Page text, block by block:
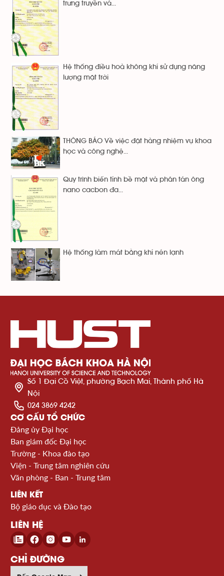
trưng truyền và...
Hệ thống điều hoà không khí sử dụng năng
lượng mặt trời
THÔNG BÁO Về việc đặt hàng nhiệm vụ khoa
học và công nghệ...
Quy trình biến tính bề mặt và phân tán ông
nano cacbon đa...
Hệ thống làm mát bằng khí nén lạnh
Số 1 Đại Cồ Việt, phường Bạch Mai, Thành phố Hà
Nội
024 3869 4242
CƠ CẤU TỔ CHỨC
Đảng ủy Đại học
Ban giám đốc Đại học
Trường - Khoa đào tạo
Viện - Trung tâm nghiên cứu
Văn phòng - Ban - Trung tâm
LIÊN KẾT
Bộ giáo dục và Đào tạo
LIÊN HỆ
CHỈ ĐƯỜNG